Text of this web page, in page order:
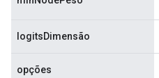
logitsDimensão
opções